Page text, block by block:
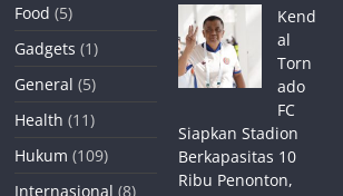
Food (5)
Gadgets (1)
General (5)
Health (11)
Hukum (109)
Internasional (8)
Kend
al
Torn
ado
FC
Siapkan Stadion
Berkapasitas 10
Ribu Penonton,